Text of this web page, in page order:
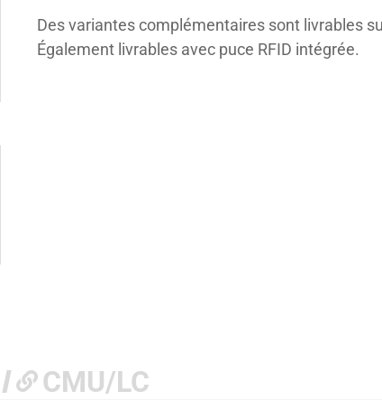
Des variantes complémentaires sont livrables
Également livrables avec puce RFID intégrée.
CMU/LC